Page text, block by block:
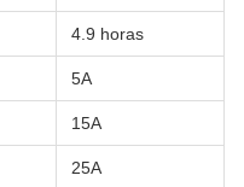
4.9 horas
5A
15A
25A